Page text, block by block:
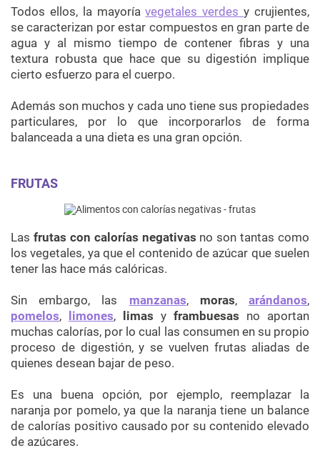
Todos ellos, la mayoríavegetales verdesy crujientes,
se caracterizan por estar compuestos en gran parte de
agua y al mismo tiempo de contener fibras y una
textura robusta que hace que su digestión implique
cierto esfuerzo para el cuerpo.
Además son muchos y cada uno tiene sus propiedades
particulares, por lo que incorporarlos de forma
balanceada a una dieta es una gran opción.
FRUTAS
Las frutas con calorías negativas no son tantas como
los vegetales, ya que el contenido de azúcar que suelen
tener las hace más calóricas.
Sin embargo, las manzanas, moras,arándanos,
pomelos, limones, limas y frambuesas no aportan
muchas calorías, por lo cual las consumen en su propio
proceso de digestión, y se vuelven frutas aliadas de
quienes desean bajar de peso.
Es una buena opción, por ejemplo, reemplazar la
naranja por pomelo, ya que la naranja tiene un balance
de calorías positivo causado por su contenido elevado
de azúcares.